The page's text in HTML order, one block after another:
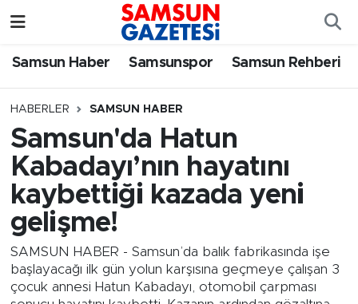
Samsun Haber Samsunspor Samsun Rehberi
HABERLER SAMSUN HABER
Samsun'da Hatun
Kabadayı’nın hayatını
kaybettiği kazada yeni
gelişme!
SAMSUN HABER - Samsun’da balık fabrikasında işe
başlayacağı ilk gün yolun karşısına geçmeye çalışan 3
çocuk annesi Hatun Kabadayı, otomobil çarpması
Samsun Haber
Samsun Rehberi
Resmi İlanlar
Samsun Nöbetçi Eczaneler
SAMSUN Namaz Vakitleri
Samsun Trafik Yoğunluk Haritası
Süper Lig Puan Durumu ve Fikstür
Tüm Manşetler